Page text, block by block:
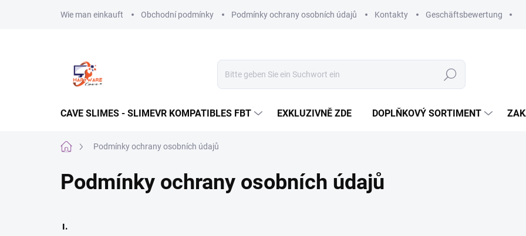
Wie man einkauft Obchodní podmínky Podmínky ochrany osobních údajů Kontakty Geschäftsbewertung
Suchen
CAVE SLIMES - SLIMEVR KOMPATIBLES FBT EXKLUZIVNĚ ZDE DOPLŇKOVÝ SORTIMENT
StartseitePodmínky ochrany osobních údajů
Podmínky ochrany osobních údajů
I.